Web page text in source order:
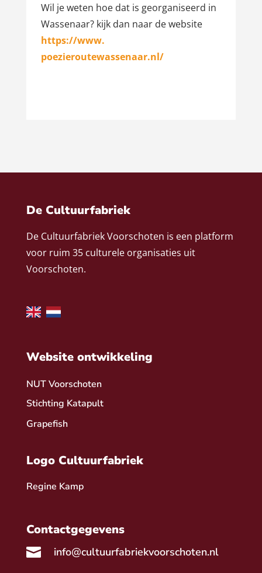
Wil je weten hoe dat is georganiseerd in
Wassenaar? kijk dan naar de website
https://www.
poezieroutewassenaar.nl/
De Cultuurfabriek
De Cultuurfabriek Voorschoten is een platform
voor ruim 35 culturele organisaties uit
Voorschoten.
Website ontwikkeling
NUT Voorschoten
Stichting Katapult
Grapefish
Logo Cultuurfabriek
Regine Kamp
Contactgegevens
 info@cultuurfabriekvoorschoten.nl